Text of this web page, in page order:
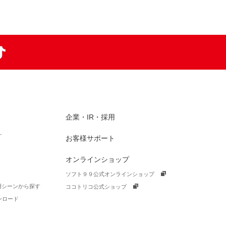
ーンから探す
ロード
企業・IR・採用
お客様サポート
オンラインショップ
ソフト９９公式オンラインショップ
ココトリコ公式ショップ